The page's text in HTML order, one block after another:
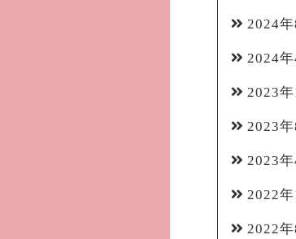
2024年
2024年
2023年
2023年
2023年
2022年
2022年